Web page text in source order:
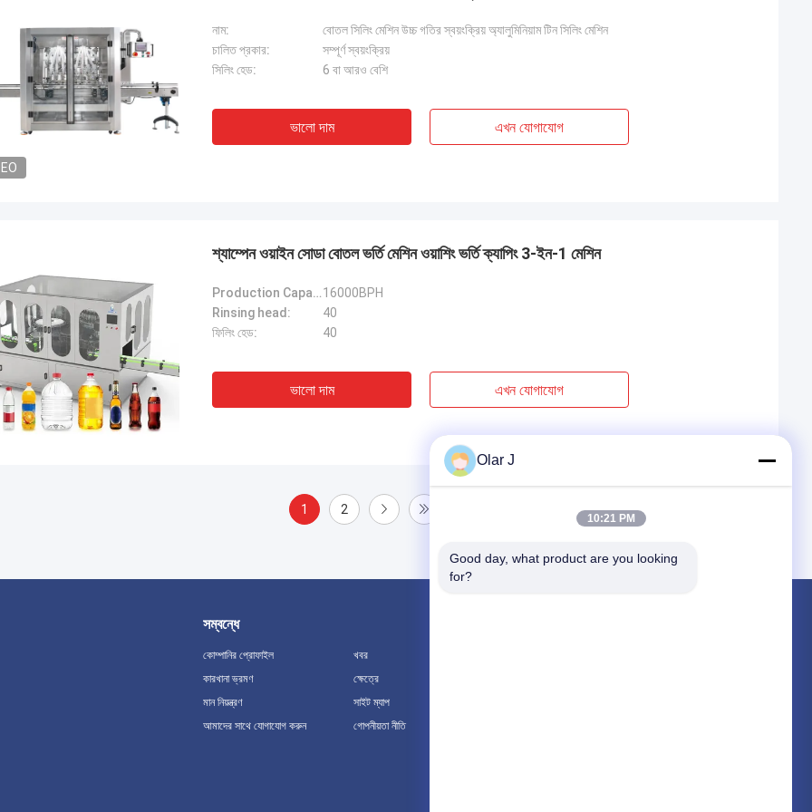
নাম:
বোতল সিলিং মেশিন উচ্চ গতির স্বয়ংক্রিয় অ্যালুমিনিয়াম টিন সিলিং মেশিন
চালিত প্রকার:
সম্পূর্ণ স্বয়ংক্রিয়
সিলিং হেড:
6 বা আরও বেশি
ভালো দাম এখন যোগাযোগ
শ্যাম্পেন ওয়াইন সোডা বোতল ভর্তি মেশিন ওয়াশিং ভর্তি ক্যাপিং 3-ইন-1 মেশিন
Production Capacity(500ml)(b/h):16000BPH
Rinsing head:
40
ফিলিং হেড:
40
ভালো দাম এখন যোগাযোগ
1 2
সম্বন্ধে
কোম্পানির প্রোফাইল
কারখানা ভ্রমণ
মান নিয়ন্ত্রণ
আমাদের সাথে যোগাযোগ করুন
খবর
ক্ষেত্রে
সাইট ম্যাপ
গোপনীয়তা নীতি
Olar J
10:21 PM
Good day, what product are you looking
for?